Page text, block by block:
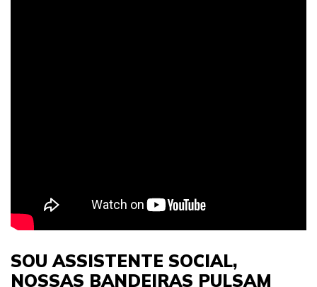
SOU ASSISTENTE SOCIAL,
NOSSAS BANDEIRAS PULSAM